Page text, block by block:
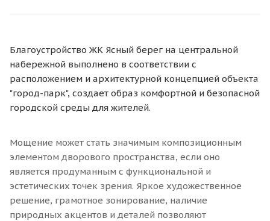
Благоустройство ЖК Ясный берег на центральной
набережной выполнено в соответствии с
расположением и архитектурной концепцией объекта
"город-парк", создает образ комфортной и безопасной
городской среды для жителей.
Мощение может стать значимым композиционным
элементом дворового пространства, если оно
является продуманным с функциональной и
эстетических точек зрения. Яркое художественное
решение, грамотное зонирование, наличие
природных акцентов и деталей позволяют